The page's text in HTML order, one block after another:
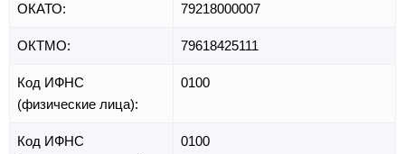
ОКАТО: 79218000007
ОКТМО: 79618425111
Код ИФНС
(физические лица):
0100
Код ИФНС
0100